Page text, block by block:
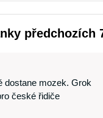
předchozích
dostane mozek. Grok
české řidiče